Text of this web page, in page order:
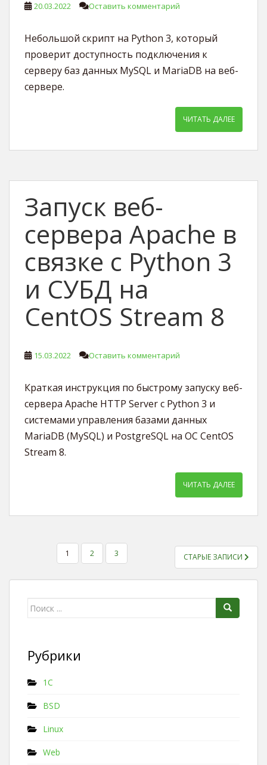
20.03.2022 Оставить комментарий
Небольшой скрипт на Python 3, который
проверит доступность подключения к
серверу баз данных MySQL и MariaDB на веб-
сервере.
ЧИТАТЬ ДАЛЕЕ
Запуск веб-
сервера Apache в
связке с Python 3
и СУБД на
CentOS Stream 8
15.03.2022 Оставить комментарий
Краткая инструкция по быстрому запуску веб-
сервера Apache HTTP Server с Python 3 и
системами управления базами данных
MariaDB (MySQL) и PostgreSQL на ОС CentOS
Stream 8.
ЧИТАТЬ ДАЛЕЕ
ПАГИНАЦИЯ ЗАПИСЕЙ
1 2 3 СТАРЫЕ ЗАПИСИ
Поиск для:
Рубрики
1C
BSD
Linux
Web